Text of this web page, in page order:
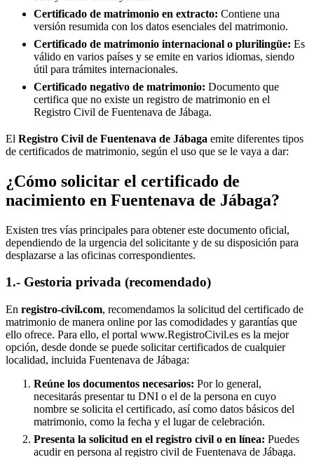
Certificado de matrimonio en extracto: Contiene una
versión resumida con los datos esenciales del matrimonio.
Certificado de matrimonio internacional o plurilingüe: Es
válido en varios países y se emite en varios idiomas, siendo
útil para trámites internacionales.
Certificado negativo de matrimonio: Documento que
certifica que no existe un registro de matrimonio en el
Registro Civil de Fuentenava de Jábaga.
El Registro Civil de Fuentenava de Jábaga emite diferentes tipos
de certificados de matrimonio, según el uso que se le vaya a dar:
¿Cómo solicitar el certificado de
nacimiento en Fuentenava de Jábaga?
Existen tres vías principales para obtener este documento oficial,
dependiendo de la urgencia del solicitante y de su disposición para
desplazarse a las oficinas correspondientes.
1.- Gestoria privada (recomendado)
En registro-civil.com, recomendamos la solicitud del certificado de
matrimonio de manera online por las comodidades y garantías que
ello ofrece. Para ello, el portal www.RegistroCivil.es es la mejor
opción, desde donde se puede solicitar certificados de cualquier
localidad, incluida Fuentenava de Jábaga:
Reúne los documentos necesarios: Por lo general,
necesitarás presentar tu DNI o el de la persona en cuyo
nombre se solicita el certificado, así como datos básicos del
matrimonio, como la fecha y el lugar de celebración.
Presenta la solicitud en el registro civil o en línea: Puedes
acudir en persona al registro civil de Fuentenava de Jábaga.